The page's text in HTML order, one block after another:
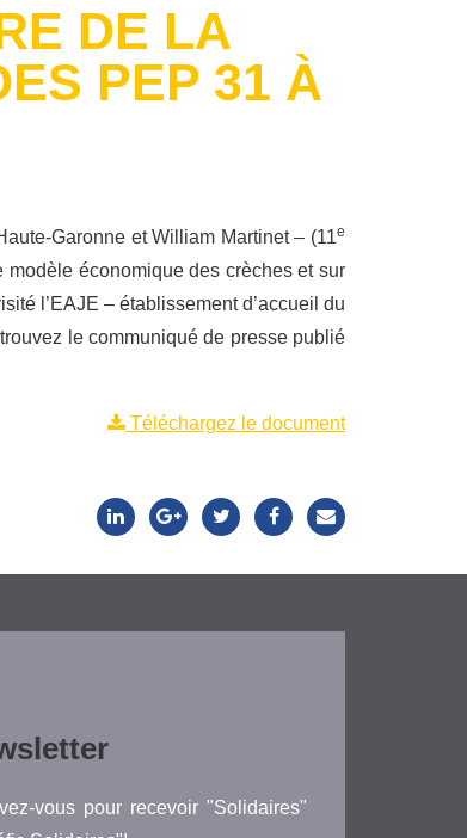
DE LA
PEP 31 À
Garonne et William Martinet – (11e
modèle économique des crèches et sur
l’EAJE – établissement d’accueil du
le communiqué de presse publié
Téléchargez le document
vous pour recevoir "Solidaires"